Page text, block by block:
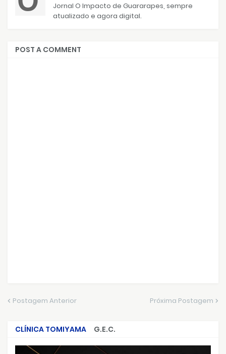
Jornal O Impacto de Guararapes, sempre
atualizado e agora digital.
POST A COMMENT
Postagem Anterior Próxima Postagem
CLÍNICA TOMIYAMA
G.E.C.
CRIMES QUE ABALARAM O BRASIL